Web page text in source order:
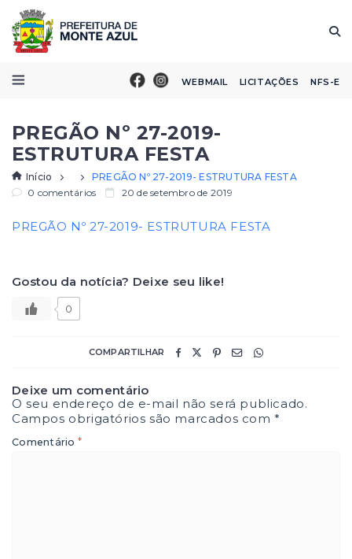
WEBMAIL LICITAÇÕES NFS-E
PREGÃO Nº 27-2019-
ESTRUTURA FESTA
Início
PREGÃO Nº 27-2019- ESTRUTURA FESTA
0 comentários
20 de setembro de 2019
PREGÃO Nº 27-2019- ESTRUTURA FESTA
Gostou da notícia? Deixe seu like!
0
COMPARTILHAR
Deixe um comentário
O seu endereço de e-mail não será publicado.
Campos obrigatórios são marcados com*
Comentário *